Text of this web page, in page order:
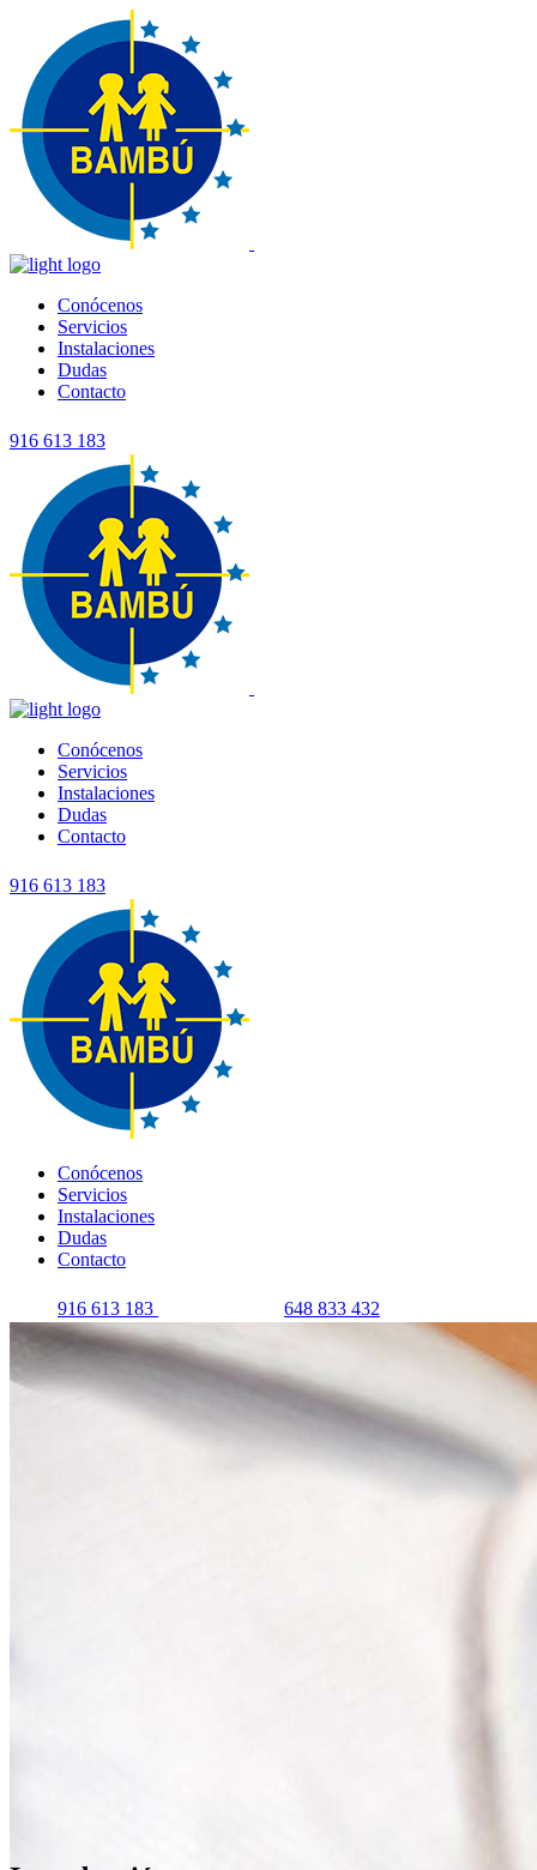
Conócenos
Servicios
Instalaciones
Dudas
Contacto
916 613 183
Conócenos
Servicios
Instalaciones
Dudas
Contacto
916 613 183
Conócenos
Servicios
Instalaciones
Dudas
Contacto
916 613 183 648 833 432